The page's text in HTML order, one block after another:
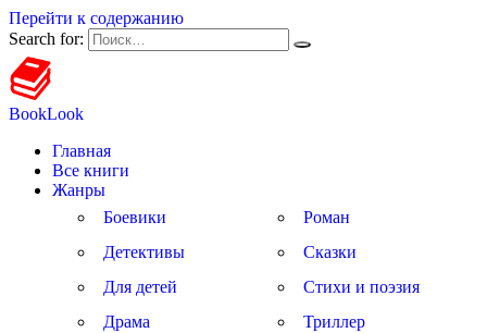
Перейти к содержанию
Search for:
BookLook
Главная
Все книги
Жанры
Боевики
Детективы
Для детей
Драма
Роман
Сказки
Стихи и поэзия
Триллер